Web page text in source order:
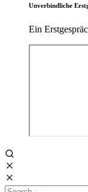
Unverbindliche
Ein